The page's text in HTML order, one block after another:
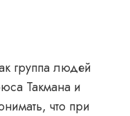
группа людей
Такмана и
что при